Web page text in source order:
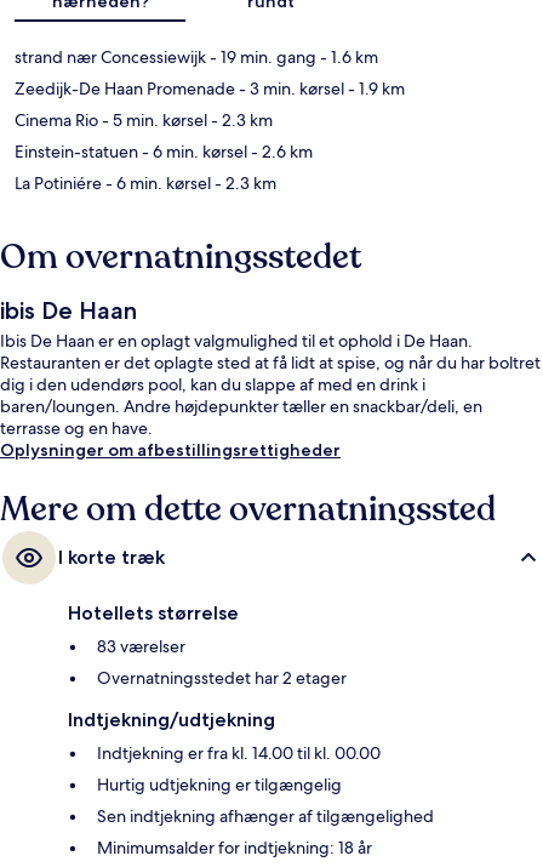
strand nær Concessiewijk- 19 min. gang - 1.6 km
Zeedijk-De Haan Promenade- 3 min. kørsel- 1.9 km
Cinema Rio- 5 min. kørsel- 2.3 km
Einstein-statuen- 6 min. kørsel- 2.6 km
La Potiniére- 6 min. kørsel- 2.3 km
Om overnatningsstedet
ibis De Haan
Ibis De Haan er en oplagt valgmulighed til et ophold i De Haan.
Restauranten er det oplagte sted at få lidt at spise, og når du har boltret
dig i den udendørs pool, kan du slappe af med en drink i
baren/loungen. Andre højdepunkter tæller en snackbar/deli, en
terrasse og en have.
Oplysninger om afbestillingsrettigheder
Mere om dette overnatningssted
I korte træk
Hotellets størrelse
83 værelser
Overnatningsstedet har 2 etager
Indtjekning/udtjekning
Indtjekning er fra kl. 14.00 til kl. 00.00
Hurtig udtjekning er tilgængelig
Sen indtjekning afhænger af tilgængelighed
Minimumsalder for indtjekning: 18 år